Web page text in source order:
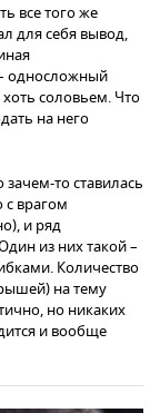
все того же
для себя вывод,
односложный
соловьем. Что
на него
то ставилась
врагом
и ряд
из них такой –
Количество
на тему
но никаких
и вообще